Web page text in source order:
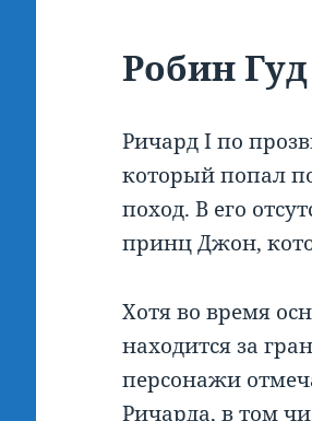
Робин Гуд
Ричард I по
который попал
поход. В его
принц Джон,
Хотя во время
находится за
персонажи
Ричарда, в том